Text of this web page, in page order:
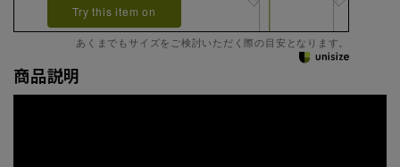
Try this item on
あくまでもサイズをご検討いただく際の目安となります。
商品説明